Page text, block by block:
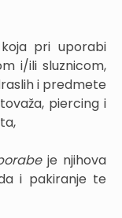
pri uporabi
i/ili sluznicom,
i predmete
piercing i
je njihova
i pakiranje te